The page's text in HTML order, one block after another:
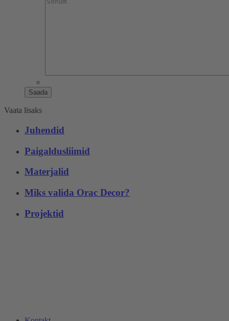
Saada
Vaata lisaks
Juhendid
Paigaldusliimid
Materjalid
Miks valida Orac Decor?
Projektid